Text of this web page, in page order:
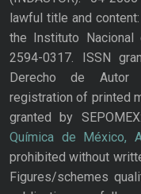
lawful title and
the Instituto Nacional
2594-0317. ISSN
Derecho de Autor
registration of printed
granted by
Química de México,
prohibited without
Figures/schemes